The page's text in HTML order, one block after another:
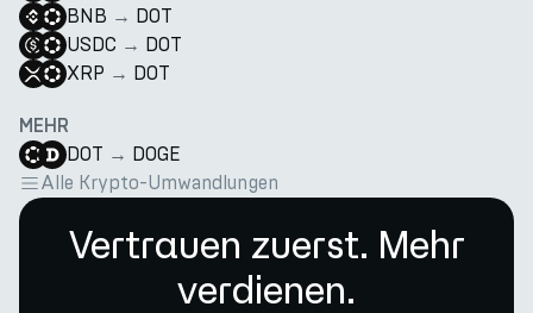
BNB → DOT
USDC → DOT
XRP → DOT
MEHR
DOT → DOGE
Alle Krypto-Umwandlungen
Vertrauen zuerst. Mehr
verdienen.